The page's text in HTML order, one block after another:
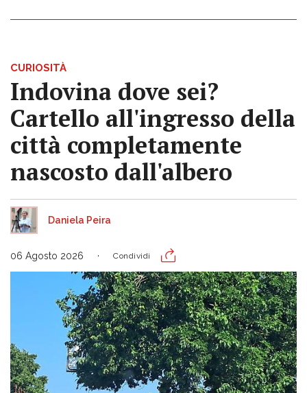
CURIOSITÀ
Indovina dove sei?
Cartello all'ingresso della
città completamente
nascosto dall'albero
Daniela Peira
06 Agosto 2026 Condividi